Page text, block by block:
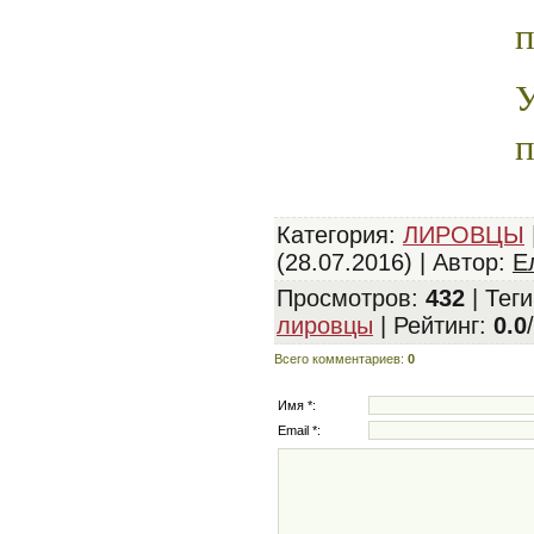
Категория: ЛИРОВЦЫ
(28.07.2016) | Автор:
Просмотров: 432 | Теги
лировцы | Рейтинг: 0.0/
Всего комментариев: 0
Имя *:
Email *: